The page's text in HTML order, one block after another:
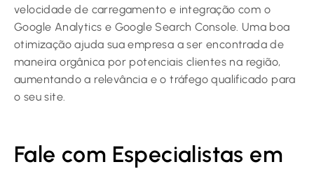
velocidade de carregamento e integração com o
Google Analytics e Google Search Console. Uma boa
otimização ajuda sua empresa a ser encontrada de
maneira orgânica por potenciais clientes na região,
aumentando a relevância e o tráfego qualificado para
o seu site.
Fale com Especialistas em